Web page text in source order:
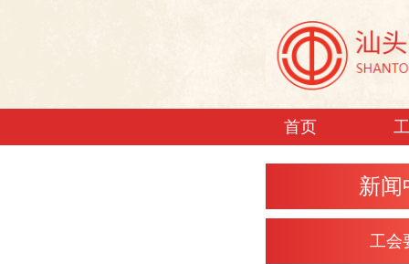
首页
新闻
工会